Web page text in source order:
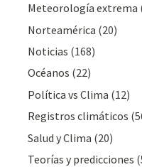
Meteorologí­a extrema
Norteamérica (20)
Noticias (168)
Océanos (22)
Polí­tica vs Clima (12)
Registros climáticos
Salud y Clima (20)
Teorías y predicciones